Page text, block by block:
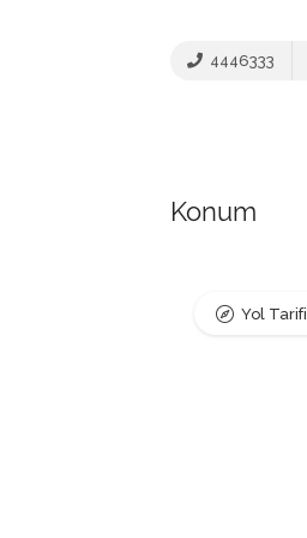
4446333
Konum
Yol Tarifi